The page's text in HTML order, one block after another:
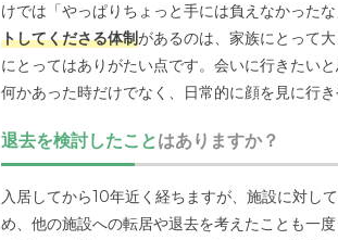
けでは「やっぱりちょっと手には負えなかった
トしてくださる体制があるのは、家族にとって
にとってはありがたい点です。会いに行きたい
何かあった時だけでなく、日常的に顔を見に行
退去を検討したことはありますか？
入居してから10年近く経ちますが、施設に対し
め、他の施設への転居や退去を考えたことも一度